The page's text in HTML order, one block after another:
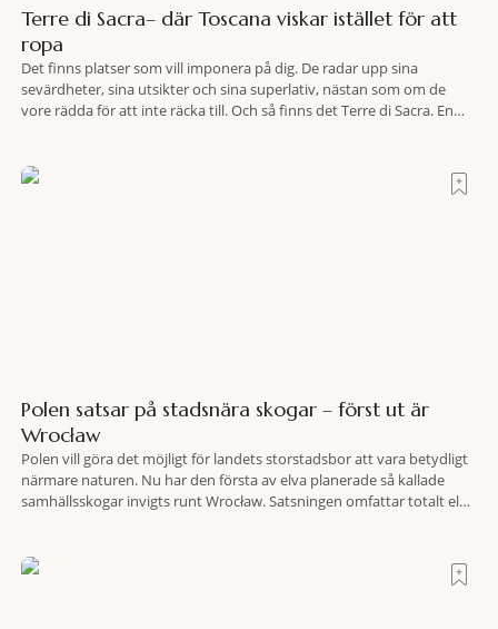
Terre di Sacra– där Toscana viskar istället för att
ropa
Det finns platser som vill imponera på dig. De radar upp sina
sevärdheter, sina utsikter och sina superlativ, nästan som om de
vore rädda för att inte räcka till. Och så finns det Terre di Sacra. En
Polen satsar på stadsnära skogar – först ut är
Wrocław
Polen vill göra det möjligt för landets storstadsbor att vara betydligt
närmare naturen. Nu har den första av elva planerade så kallade
samhällsskogar invigts runt Wrocław. Satsningen omfattar totalt elva
fler människor ska kunna promenera, motionera